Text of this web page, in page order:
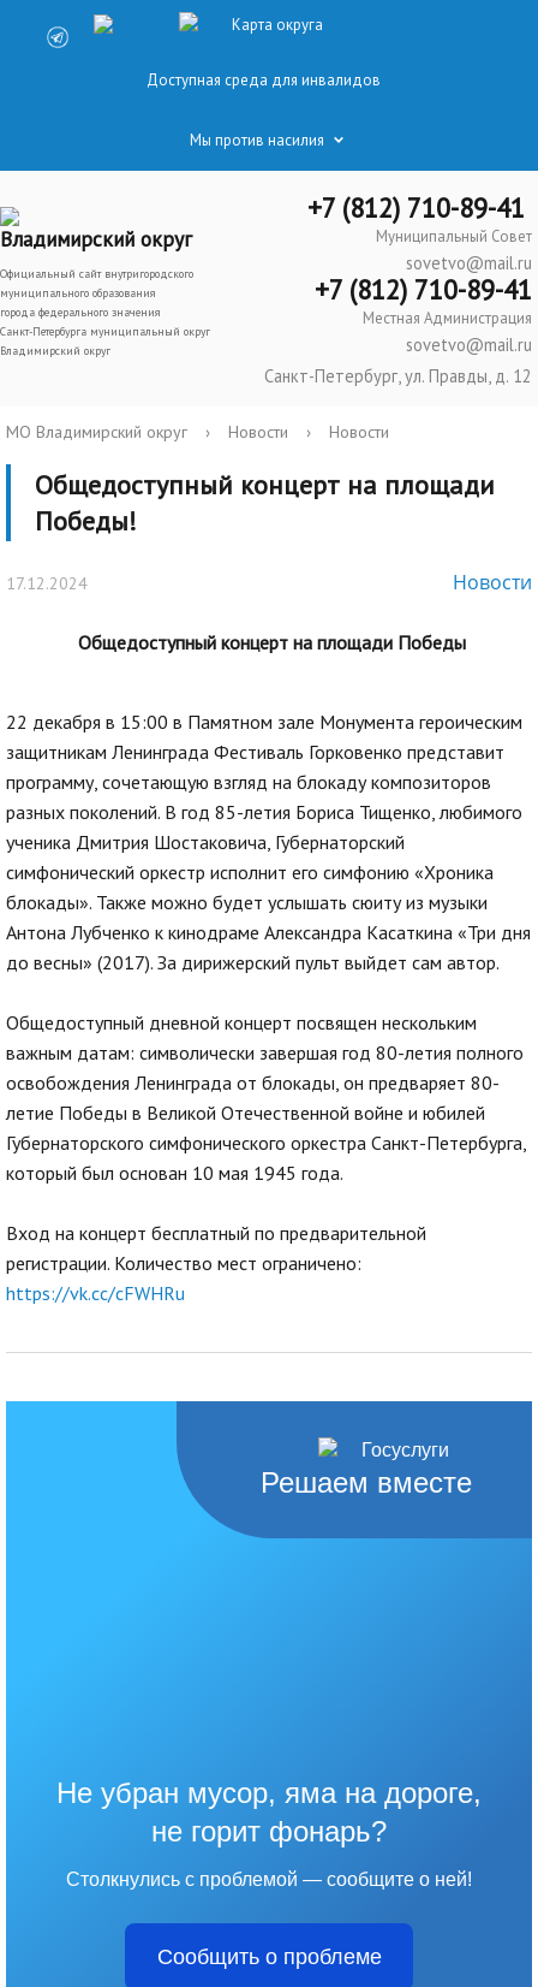
Карта округа
Доступная среда для инвалидов
Мы против насилия
Владимирский округ
Официальный сайт внутригородского
муниципального образования
города федерального значения
Санкт-Петербурга муниципальный округ
Владимирский округ
+7 (812) 710-89-41
Муниципальный Совет
sovetvo@mail.ru
+7 (812) 710-89-41
Местная Администрация
sovetvo@mail.ru
Санкт-Петербург, ул. Правды, д. 12
МО Владимирский округ › Новости › Новости
Общедоступный концерт на площади
Победы!
17.12.2024 Новости
Общедоступный концерт на площади Победы
22 декабря в 15:00 в Памятном зале Монумента героическим
защитникам Ленинграда Фестиваль Горковенко представит
программу, сочетающую взгляд на блокаду композиторов
разных поколений. В год 85-летия Бориса Тищенко, любимого
ученика Дмитрия Шостаковича, Губернаторский
симфонический оркестр исполнит его симфонию «Хроника
блокады». Также можно будет услышать сюиту из музыки
Антона Лубченко к кинодраме Александра Касаткина «Три дня
до весны» (2017). За дирижерский пульт выйдет сам автор.
Общедоступный дневной концерт посвящен нескольким
важным датам: символически завершая год 80-летия полного
освобождения Ленинграда от блокады, он предваряет 80-
летие Победы в Великой Отечественной войне и юбилей
Губернаторского симфонического оркестра Санкт-Петербурга,
который был основан 10 мая 1945 года.
Вход на концерт бесплатный по предварительной
регистрации. Количество мест ограничено:
https://vk.cc/cFWHRu
Решаем вместе
Не убран мусор, яма на дороге,
не горит фонарь?
Столкнулись с проблемой — сообщите о ней!
Сообщить о проблеме